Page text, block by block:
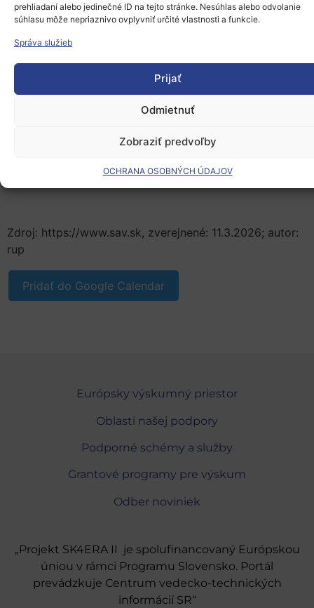
prehliadaní alebo jedinečné ID na tejto stránke. Nesúhlas alebo odvolanie
súhlasu môže nepriaznivo ovplyvniť určité vlastnosti a funkcie.
Správa služieb
Prijať
Odmietnuť
Zobraziť predvoľby
OCHRANA OSOBNÝCH ÚDAJOV
Registrácia a viac informácií
Počas svojej návštevy prof. Sanders prednesie aj
9. apríla 2026 na Fakulte matematiky,
fyziky a informatiky Univerzity Komenského v
Obe podujatia budú prebiehať v angličtine.
popredných odborníkov v oblasti kvantovej vedy.
Zdroj: https://www.sav.sk, zverejnené: 11.3.2026; autor:
rup
Pridať do Google Calendar
Európsky výskumný priestor
Oblasti našej podpory
Podporné schémy a služby
Grantové programy pre výskum
Odber noviniek
„Projekt SK4ERA II je spolufinancovaný Európskou
úniou v rámci Programu Slovensko. Portál
prevádzkuje Centrum vedecko-technických
informácií SR“